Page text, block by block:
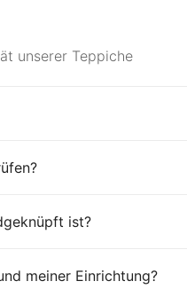
unserer Teppiche
ist?
meiner Einrichtung?